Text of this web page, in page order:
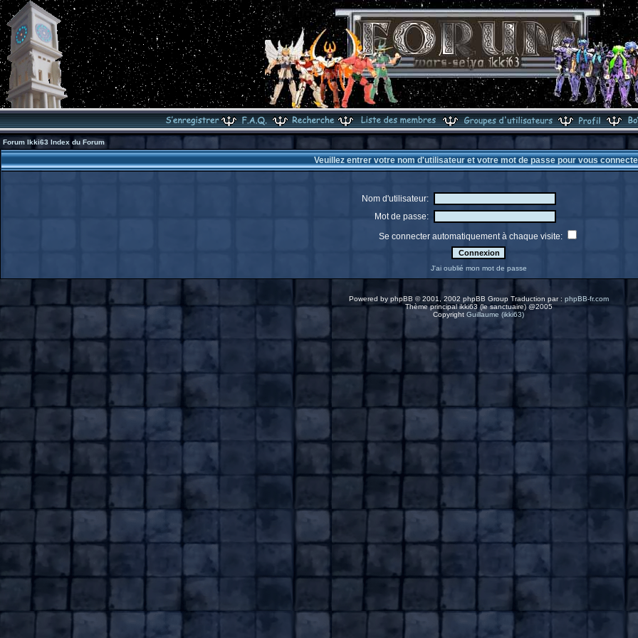
Forum Ikki63 Index du Forum
Veuillez entrer votre nom d'utilisateur et votre mot de passe pour vous
Nom d'utilisateur:
Mot de passe:
Se connecter automatiquement à chaque visite:
J'ai oublié mon mot de passe
Powered by phpBB © 2001, 2002 phpBB Group Traduction par : phpBB-fr.com
Thème principal ikki63 (le sanctuaire) @2005
Copyright Guillaume (ikki63)